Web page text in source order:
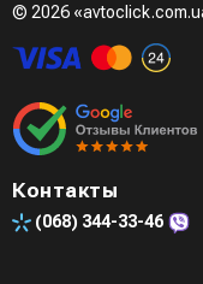
© 2026
Контакты
(068) 344-33-46